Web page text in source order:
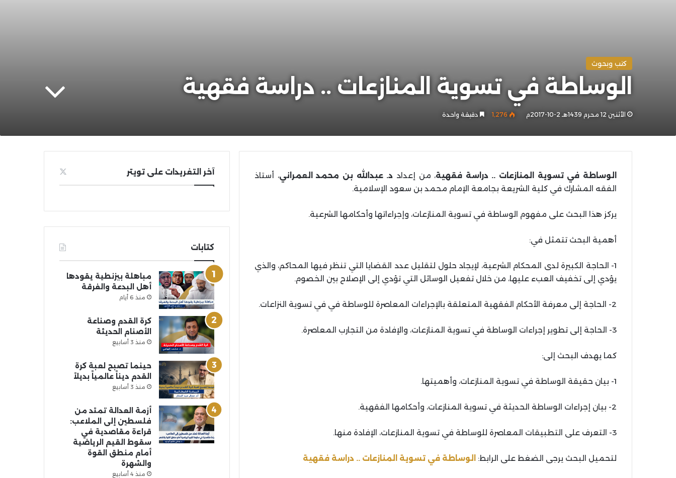
كتب وبحوث
الوساطة في تسوية المنازعات .. دراسة فقهية
الأثنين 12 محرم 1439هـ 2-10-2017م 1٬276 دقيقة واحدة
الوساطة في تسوية المنازعات .. دراسة فقهية، من إعداد د. عبدالله بن محمد العمراني، أستاذ
الفقه المشارك في كلية الشريعة بجامعة الإمام محمد بن سعود الإسلامية.
يركز هذا البحث على مفهوم الوساطة في تسوية المنازعات، وإجراءاتها وأحكامها الشرعية.
أهمية البحث تتمثل في:
1- الحاجة الكبيرة لدى المحكام الشرعية، لإيجاد حلول لتقليل عدد القضايا التي تنظر فيها المحاكم، والذي
يؤدي إلى تخفيف العبء عليها، من خلال تفعيل الوسائل التي تؤدي إلى الإصلاح بين الخصوم.
2- الحاجة إلى معرفة الأحكام الفقهية المتعلقة بالإجراءات المعاصرة للوساطة في في تسوية النزاعات.
3- الحاجة إلى تطوير إجراءات الوساطة في تسوية المنازعات، والإفادة من التجارب المعاصرة.
كما يهدف البحث إلى:
1- بيان حقيقة الوساطة في تسوية المنازعات، وأهميتها.
2- بيان إجراءات الوساطة الحديثة في تسوية المنازعات، وأحكامها الفقهية.
3- التعرف على التطبيقات المعاصرة للوساطة في تسوية المنازعات، الإفادة منها.
لتحميل البحث يرجى الضغط على الرابط: الوساطة في تسوية المنازعات .. دراسة فقهية
آخر التغريدات على تويتر
كتابات
مباهلة بيزنطية يقودها
أهل البدعة والفرقة
منذ 6 أيام
كرة القدم وصناعة
الأصنام الحديثة
منذ 3 أسابيع
حينما تصبح لعبة كرة
القدم ديناً عالمياً بديلاً
منذ 3 أسابيع
أزمة العدالة تمتد من
فلسطين إلى الملاعب:
قراءة مقاصدية في
سقوط القيم الرياضية
أمام منطق القوة
والشهرة
منذ 4 أسابيع